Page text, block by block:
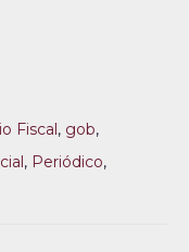
Fiscal, gob,
, Periódico,